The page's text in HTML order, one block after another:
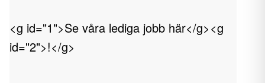
<g id="1">Se våra lediga jobb här</g><g
id="2">!</g>